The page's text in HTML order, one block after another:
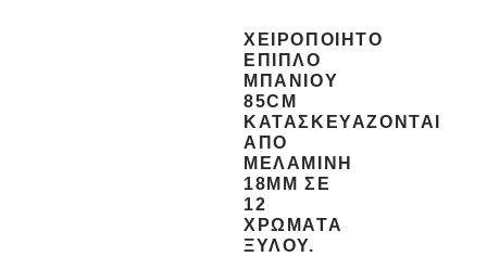
ΧΕΙΡΟΠΟΊΗΤΟ
ΈΠΙΠΛΟ
ΜΠΆΝΙΟΥ
85CM
ΚΑΤΑΣΚΕΥΆΖΟΝΤΑΙ
ΑΠΌ
ΜΕΛΑΜΊΝΗ
18MM ΣΕ
12
ΧΡΏΜΑΤΑ
ΞΎΛΟΥ.